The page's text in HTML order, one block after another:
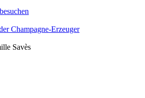
Champagne-Erzeuger
Savès